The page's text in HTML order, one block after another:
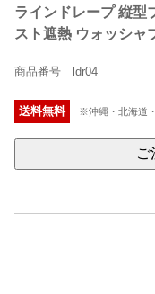
ラインドレープ 縦型
スト遮熱 ウォッシャ
商品番号 ldr04
送料無料 ※沖縄・北海道
ご